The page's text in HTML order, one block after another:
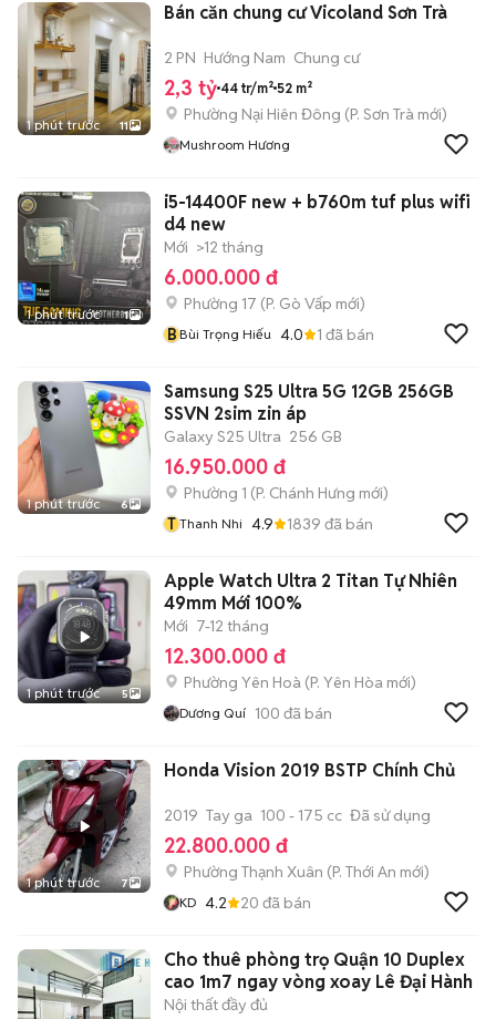
1 phút trước 11
Bán căn chung cư Vicoland Sơn Trà
2 PN Hướng Nam Chung cư
2,3 tỷ 44 tr/m² 52 m²
Phường Nại Hiên Đông (P. Sơn Trà mới)
Mushroom Hương
1 phút trước 1
i5-14400F new + b760m tuf plus wifi
d4 new
Mới >12 tháng
6.000.000 đ
Phường 17 (P. Gò Vấp mới)
BBùi Trọng Hiếu 4.0 1 đã bán
1 phút trước 6
Samsung S25 Ultra 5G 12GB 256GB
SSVN 2sim zin áp
Galaxy S25 Ultra 256 GB
16.950.000 đ
Phường 1 (P. Chánh Hưng mới)
T Thanh Nhi 4.9 1839 đã bán
1 phút trước 5
Apple Watch Ultra 2 Titan Tự Nhiên
49mm Mới 100%
Mới 7-12 tháng
12.300.000 đ
Phường Yên Hoà (P. Yên Hòa mới)
Dương Quí 100 đã bán
1 phút trước 7
Honda Vision 2019 BSTP Chính Chủ
2019 Tay ga 100 - 175 cc Đã sử dụng
22.800.000 đ
Phường Thạnh Xuân (P. Thới An mới)
KD 4.2 20 đã bán
Cho thuê phòng trọ Quận 10 Duplex
cao 1m7 ngay vòng xoay Lê Đại Hành
Nội thất đầy đủ